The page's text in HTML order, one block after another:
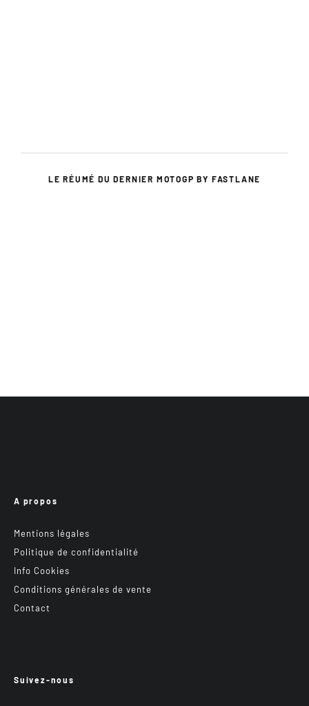
LE RÉUMÉ DU DERNIER MOTOGP BY FASTLANE
A propos
Mentions légales
Politique de confidentialité
Info Cookies
Conditions générales de vente
Contact
Suivez-nous